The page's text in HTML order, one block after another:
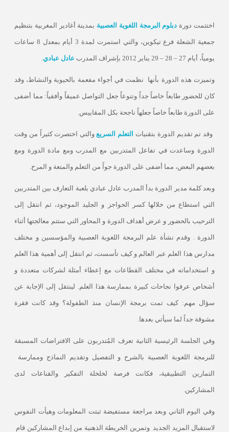
اختتمت دورة دبلوم البرمجة اللغوية العصبية بمدينة أغادير المغربية بتنظيم
جمعية الشعلة فرع تيكوين، والتي استمرت لمدة 3 أيام بمعدل 8 ساعات
يومياً، أيام 27 – 28 – 29 يناير 2012 بإشراف المدرب عادل عبادي.
وتميزت هذه الدورة بأنها نظمت في أجواء مفعمة بالحيوية والنشاط، وقد
كان للحضور طابعاً خاصاً جداً وتنوعاً جعل التواصل عميقاً وأفقياً: مما أضفى
على الدورة طابعاً خاصاً جعلهاً ناجحة بكل المقاييس.
وقد تم تقديم الدورة بتقنيات التعلم السريعوالتي اختصرت كثيراً من وقت
الدورة وساعدت في تفاعل المتدربين مع المدرب ومع مادة الدورة ومع
بعضهم البعض، مما أضفى على الدورة جواً من التعلم والمتعة و المرح.
وبعد كلمة مدير الدورة بدأ المدرب عادل عبادي بلعبة التعارف بين المتدربين
التي استطاع من خلالها كسر الحواجز و الجليد الموجود، ثم انتقل إلى
الترحيب بالحضور و عرض أهداف الدورة و المحاور التي ستتم معالجتها أثناء
الدورة . وقدم نشأة علم البرمجة اللغوية العصبية والمؤسسين و مختلف
مدارس هذا العلم عبر العالم و كيف تأسست، ثم انتقل إلى أهمية هذا العلم
و استخداماته في مختلف القطاعات مع إعطاء أمثلة لشركات متعددة و
أشخاص عرفوا نجاحات كبيرة بممارسة هذا العلم. لينتقل إلى الإجابة عن
سؤال مهم: كيف تمت برمجة الإنسان منذ الطفولة؟ وقد كانت فقرة
مشوقة جداً لما سيأتي بعدها.
وفي الجلسة الرئيسية الثانية تعرف المُتدربون على الافتراضات المسبقة
للبرمجة اللغوية العصبية بالشرح و التفصيل وتقديم النماذج وممارسة
التمارين التطبيقية، فكانت فرصة لخلخلة التفكير والقناعات لدى
المشاركين.
وفي اليوم الثاني وبعد مراجعة مستفيضة ثبتت المعلومات وهيأت النفوس
لاستقبال المزيد الجديد وتمرين الخريطة الذهنية من إبداع المشاركين قام